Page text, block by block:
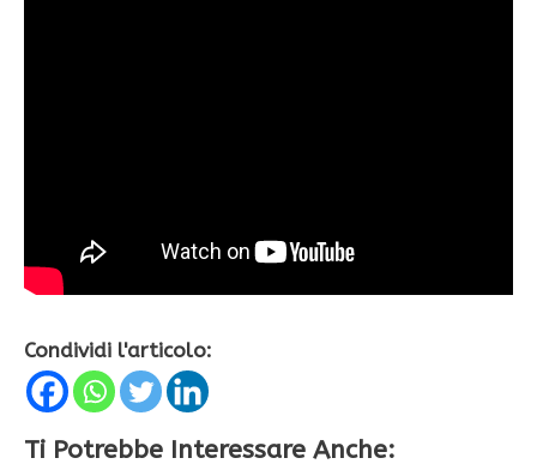
Condividi l'articolo:
Ti Potrebbe Interessare Anche: